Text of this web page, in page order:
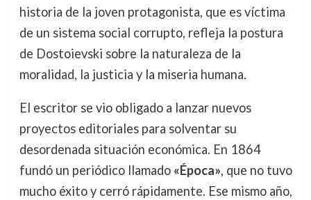
historia de la joven protagonista, que es víctima
de un sistema social corrupto, refleja la postura
de Dostoievski sobre la naturaleza de la
moralidad, la justicia y la miseria humana.
El escritor se vio obligado a lanzar nuevos
proyectos editoriales para solventar su
desordenada situación económica. En 1864
fundó un periódico llamado «Época», que no tuvo
mucho éxito y cerró rápidamente. Ese mismo año,